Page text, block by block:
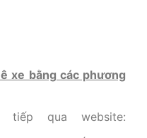
xe bằng các phương
qua website: